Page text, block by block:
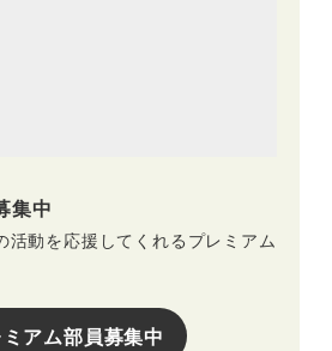
集中
活動を応援してくれるプレミアム
アム部員募集中